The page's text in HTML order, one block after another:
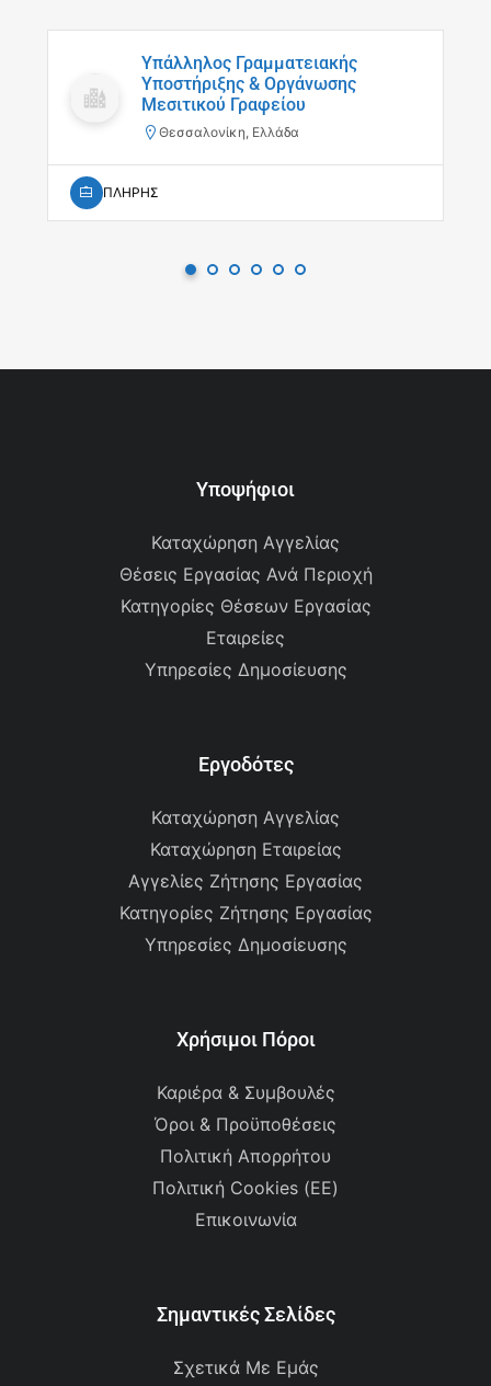
Υπάλληλος Γραμματειακής
Υποστήριξης & Οργάνωσης
Μεσιτικού Γραφείου
Θεσσαλονίκη, Ελλάδα
ΠΛΗΡΗΣ
Υποψήφιοι
Καταχώρηση Αγγελίας
Θέσεις Εργασίας Ανά Περιοχή
Κατηγορίες Θέσεων Εργασίας
Εταιρείες
Υπηρεσίες Δημοσίευσης
Εργοδότες
Καταχώρηση Αγγελίας
Καταχώρηση Εταιρείας
Αγγελίες Ζήτησης Εργασίας
Κατηγορίες Ζήτησης Εργασίας
Υπηρεσίες Δημοσίευσης
Χρήσιμοι Πόροι
Καριέρα & Συμβουλές
Όροι & Προϋποθέσεις
Πολιτική Απορρήτου
Πολιτική Cookies (ΕΕ)
Επικοινωνία
Σημαντικές Σελίδες
Σχετικά Με Εμάς